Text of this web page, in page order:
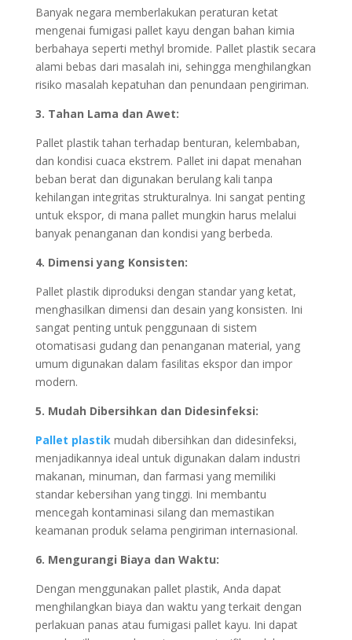
Banyak negara memberlakukan peraturan ketat
mengenai fumigasi pallet kayu dengan bahan kimia
berbahaya seperti methyl bromide. Pallet plastik secara
alami bebas dari masalah ini, sehingga menghilangkan
risiko masalah kepatuhan dan penundaan pengiriman.
3. Tahan Lama dan Awet:
Pallet plastik tahan terhadap benturan, kelembaban,
dan kondisi cuaca ekstrem. Pallet ini dapat menahan
beban berat dan digunakan berulang kali tanpa
kehilangan integritas strukturalnya. Ini sangat penting
untuk ekspor, di mana pallet mungkin harus melalui
banyak penanganan dan kondisi yang berbeda.
4. Dimensi yang Konsisten:
Pallet plastik diproduksi dengan standar yang ketat,
menghasilkan dimensi dan desain yang konsisten. Ini
sangat penting untuk penggunaan di sistem
otomatisasi gudang dan penanganan material, yang
umum digunakan dalam fasilitas ekspor dan impor
modern.
5. Mudah Dibersihkan dan Didesinfeksi:
Pallet plastikmudah dibersihkan dan didesinfeksi,
menjadikannya ideal untuk digunakan dalam industri
makanan, minuman, dan farmasi yang memiliki
standar kebersihan yang tinggi. Ini membantu
mencegah kontaminasi silang dan memastikan
keamanan produk selama pengiriman internasional.
6. Mengurangi Biaya dan Waktu:
Dengan menggunakan pallet plastik, Anda dapat
menghilangkan biaya dan waktu yang terkait dengan
perlakuan panas atau fumigasi pallet kayu. Ini dapat